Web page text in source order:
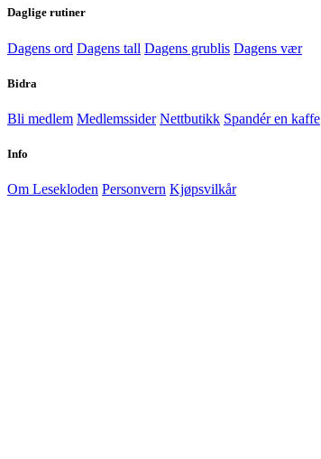
Daglige rutiner
Dagens ord Dagens tall Dagens grublis Dagens vær
Bidra
Bli medlem Medlemssider Nettbutikk Spandér en kaffe
Info
Om Lesekloden Personvern Kjøpsvilkår